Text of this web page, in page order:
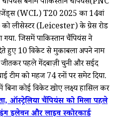
(WCL) T20 2025 का 14वां
लीसेस्टर (Leicester) के ग्रेस रोड
जिसमें पाकिस्तान चैंपियंस ने
हुए 10 विकेट से मुकाबला अपने नाम
पहले गेंदबाज़ी चुनी और सईद
टीम को महज 74 रनों पर समेट दिया.
कोई विकेट खोए लक्ष्य हासिल कर
ऑस्ट्रेलिया चैंपियंस को मिला पहले
इलेवन और लाइव स्कोरकार्ड